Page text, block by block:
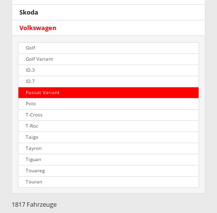
Skoda
Volkswagen
Golf
Golf Variant
ID.3
ID.7
Passat Variant
Polo
T-Cross
T-Roc
Taigo
Tayron
Tiguan
Touareg
Touran
1817 Fahrzeuge